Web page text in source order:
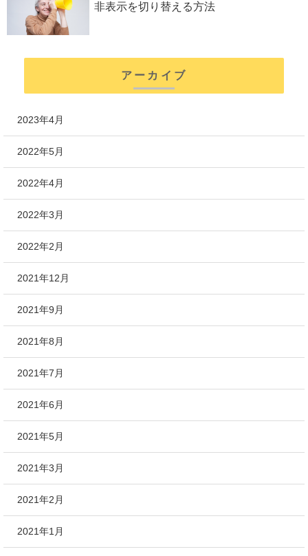
非表示を切り替える方法
アーカイブ
2023年4月
2022年5月
2022年4月
2022年3月
2022年2月
2021年12月
2021年9月
2021年8月
2021年7月
2021年6月
2021年5月
2021年3月
2021年2月
2021年1月